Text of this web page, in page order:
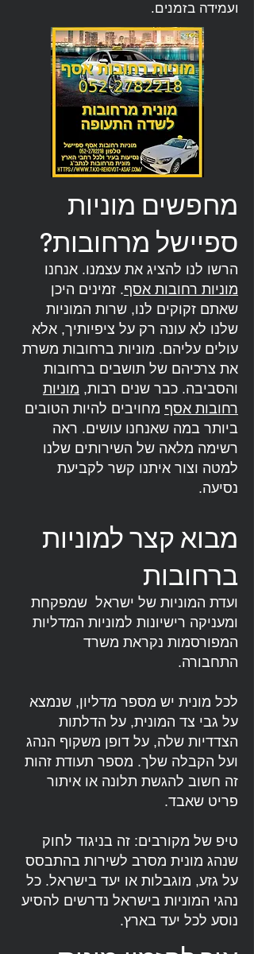
ועמידה בזמנים.
מחפשים מוניות
ספיישל מרחובות?
הרשו לנו להציג את עצמנו. אנחנו
מוניות רחובות אסף. זמינים היכן
שאתם זקוקים לנו, שרות המוניות
שלנו לא עונה רק על ציפיותיך, אלא
עולים עליהם. מוניות ברחובות משרת
את צרכיהם של תושבים ברחובות
והסביבה. כבר שנים רבות, מוניות
רחובות אסף מחויבים להיות הטובים
ביותר במה שאנחנו עושים. ראה
רשימה מלאה של השירותים שלנו
למטה וצור איתנו קשר לקביעת
נסיעה.
מבוא קצר למוניות
ברחובות
ועדת המוניות של ישראל שמפקחת
ומעניקה רישיונות למוניות המדליות
המפורסמות נקראת משרד
התחבורה.
לכל מונית יש מספר מדליון, שנמצא
על גבי צד המונית, על הדלתות
הצדדיות שלה, על דופן משקוף הנהג
ועל הקבלה שלך. מספר תעודת זהות
זה חשוב להגשת תלונה או איתור
פריט שאבד.
טיפ של מקורבים: זה בניגוד לחוק
שנהג מונית מסרב לשירות בהתבסס
על גזע, מוגבלות או יעד בישראל. כל
נהגי המוניות בישראל נדרשים להסיע
נוסע לכל יעד בארץ.